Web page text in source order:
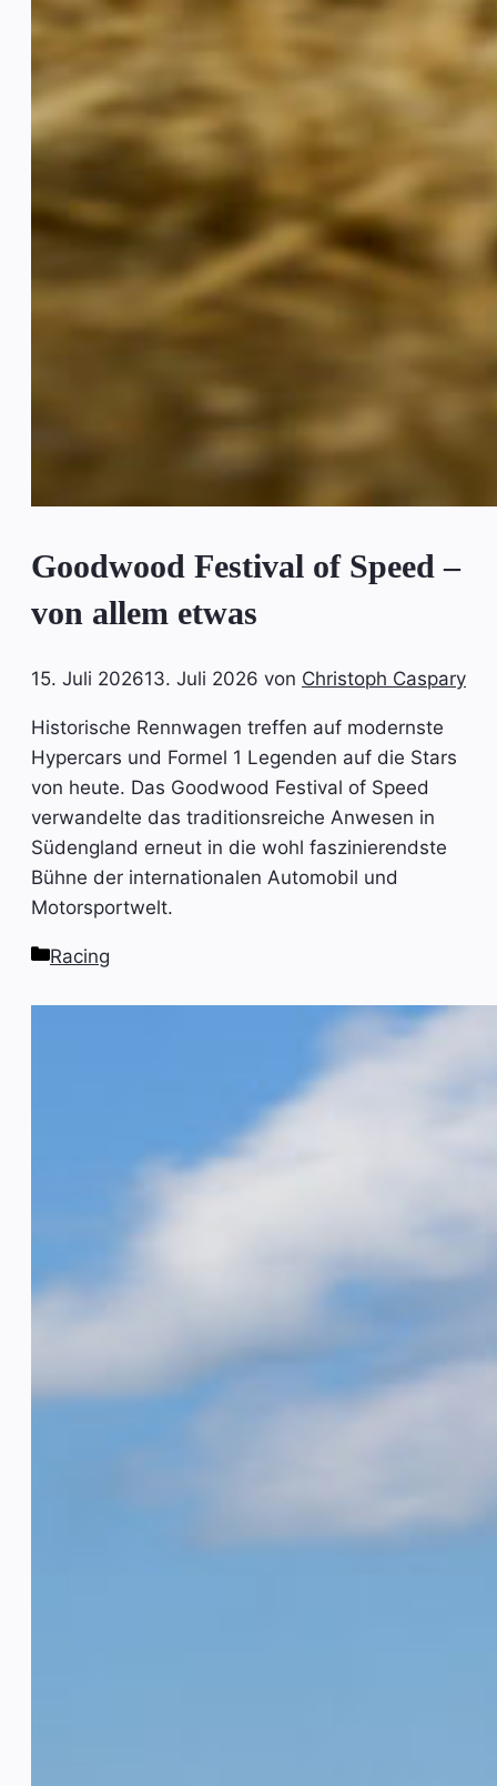
Goodwood Festival of Speed –
von allem etwas
15. Juli 202613. Juli 2026 von Christoph Caspary
Historische Rennwagen treffen auf modernste
Hypercars und Formel 1 Legenden auf die Stars
von heute. Das Goodwood Festival of Speed
verwandelte das traditionsreiche Anwesen in
Südengland erneut in die wohl faszinierendste
Bühne der internationalen Automobil und
Motorsportwelt.
Kategorien
Racing